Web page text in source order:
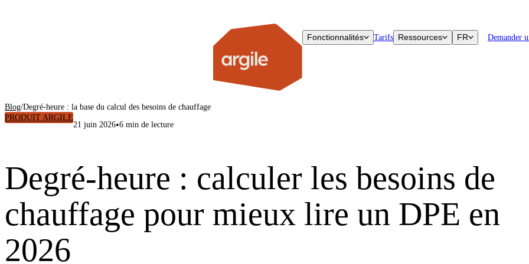
Fonctionnalités Tarifs Ressources FR Demander
Blog/Degré-heure : la base du calcul des besoins de chauffage
PRODUIT ARGILE
21 juin 2026•6 min de lecture
Degré-heure : calculer les besoins de
chauffage pour mieux lire un DPE en
2026